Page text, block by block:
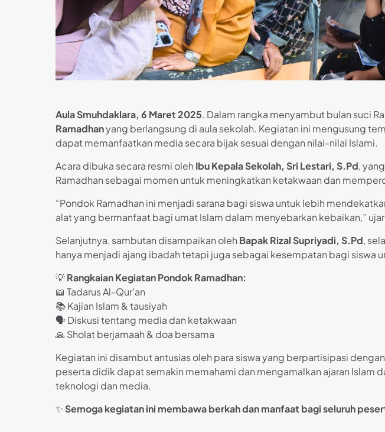
Aula Smuhdaklara, 6 Maret 2025. Dalam rangka menyambut bulan suci
Ramadhanyang berlangsung di aula sekolah. Kegiatan ini mengusung
dapat memanfaatkan media secara bijak sesuai dengan nilai-nilai Islami.
Acara dibuka secara resmi oleh Ibu Kepala Sekolah, Sri Lestari, S.Pd,
Ramadhan sebagai momen untuk meningkatkan ketakwaan dan
“Pondok Ramadhan ini menjadi sarana bagi siswa untuk lebih
alat yang bermanfaat bagi umat Islam dalam menyebarkan kebaikan,”
Selanjutnya, sambutan disampaikan oleh Bapak Rizal Supriyadi, S.Pd,
hanya menjadi ajang ibadah tetapi juga sebagai kesempatan bagi siswa
💡Rangkaian Kegiatan Pondok Ramadhan:
📖 Tadarus Al-Qur’an
📚 Kajian Islam & tausiyah
🗣️ Diskusi tentang media dan ketakwaan
🙏 Sholat berjamaah & doa bersama
Kegiatan ini disambut antusias oleh para siswa yang berpartisipasi
peserta didik dapat semakin memahami dan mengamalkan ajaran
teknologi dan media.
✨ Semoga kegiatan ini membawa berkah dan manfaat bagi seluruh